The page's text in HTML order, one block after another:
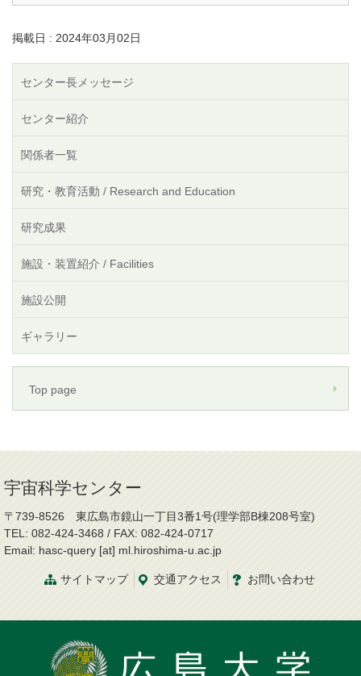
掲載日 : 2024年03月02日
センター長メッセージ
センター紹介
関係者一覧
研究・教育活動 / Research and Education
研究成果
施設・装置紹介 / Facilities
施設公開
ギャラリー
Top page
宇宙科学センター
〒739-8526 東広島市鏡山一丁目3番1号(理学部B棟208号室)
TEL: 082-424-3468 / FAX: 082-424-0717
Email: hasc-query [at] ml.hiroshima-u.ac.jp
サイトマップ 交通アクセス お問い合わせ